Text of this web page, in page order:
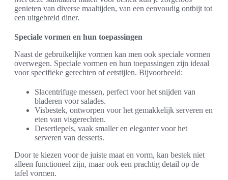
genieten van diverse maaltijden, van een eenvoudig ontbijt tot
een uitgebreid diner.
Speciale vormen en hun toepassingen
Naast de gebruikelijke vormen kan men ook speciale vormen
overwegen. Speciale vormen en hun toepassingen zijn ideaal
voor specifieke gerechten of eetstijlen. Bijvoorbeeld:
Slacentrifuge messen, perfect voor het snijden van
bladeren voor salades.
Visbestek, ontworpen voor het gemakkelijk serveren en
eten van visgerechten.
Desertlepels, vaak smaller en eleganter voor het
serveren van desserts.
Door te kiezen voor de juiste maat en vorm, kan bestek niet
alleen functioneel zijn, maar ook een prachtig detail op de
tafel vormen.